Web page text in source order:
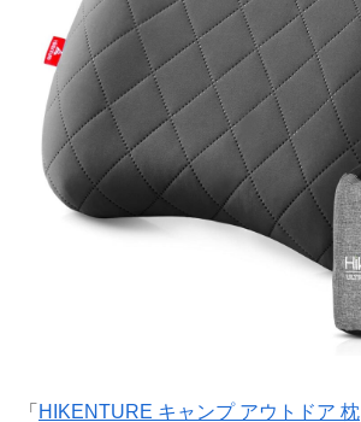
「 HIKENTURE キャンプ アウトドア 枕